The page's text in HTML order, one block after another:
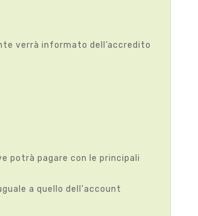
verrà informato dell’accredito
potrà pagare con le principali
a quello dell'account